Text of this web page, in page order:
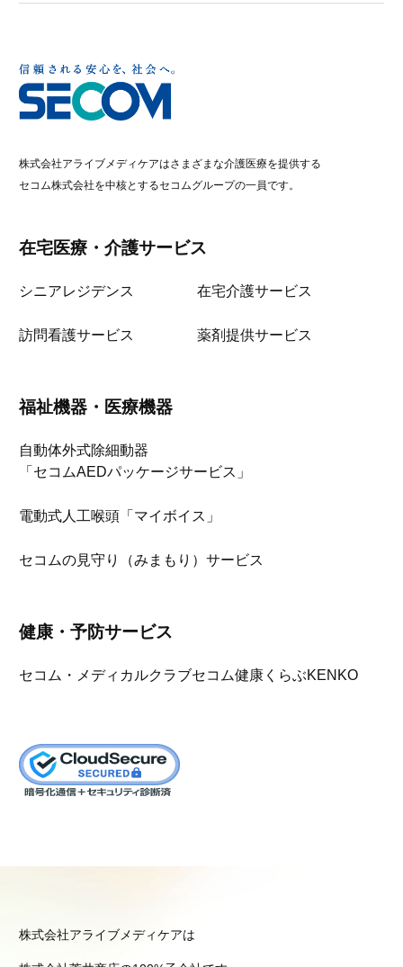
株式会社アライブメディケアはさまざまな介護医療を提供する
セコム株式会社を中核とするセコムグループの一員です。
在宅医療・介護サービス
シニアレジデンス 在宅介護サービス
訪問看護サービス 薬剤提供サービス
福祉機器・医療機器
自動体外式除細動器
「セコムAEDパッケージサービス」
電動式人工喉頭「マイボイス」
セコムの見守り（みまもり）サービス
健康・予防サービス
セコム・メディカルクラブセコム健康くらぶKENKO
株式会社アライブメディケアは